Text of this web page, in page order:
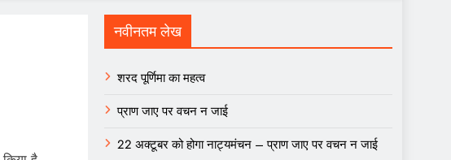
नवीनतम लेख
शरद पूर्णिमा का महत्व
प्राण जाए पर वचन न जाई
22 अक्टूबर को होगा नाट्यमंचन – प्राण जाए पर वचन न जाई